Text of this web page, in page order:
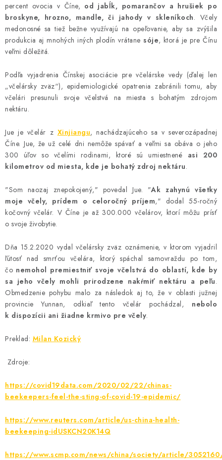
Kamenná predajňa Náš príbeh Články
Napísali o nás
Kontakty
Doprava a platba
Najčastejšie otázky FAQ
Fotogaléria
percent ovocia v Číne, od jabĺk, pomarančov a hrušiek po
broskyne, hrozno, mandle, či jahody v skleníkoch. Včely
medonosné sa tiež bežne využívajú na opeľovanie, aby sa zvýšila
produkcia aj mnohých iných plodín vrátanesóje, ktorá je pre Čínu
veľmi dôležitá.
Podľa vyjadrenia Čínskej asociácie pre včelárske vedy (ďalej len
„včelársky zväz“), epidemiologické opatrenia zabránili tomu, aby
včelári presunuli svoje včelstvá na miesta s bohatým zdrojom
nektáru.
Jue je včelár z Xinjiangu, nachádzajúceho sa v severozápadnej
Číne. Jue, že už celé dni nemôže spávať a veľmi sa obáva o jeho
300 úľov so včelími rodinami, ktoré sú umiestnené asi 200
kilometrov od miesta, kde je bohatý zdroj nektáru.
"Som naozaj znepokojený," povedal Jue. "Ak zahynú všetky
moje včely, prídem o celoročný príjem," dodal 55-ročný
kočovný včelár. V Číne je až 300.000 včelárov, ktorí môžu prísť
o svoje živobytie.
Dňa 15.2.2020 vydal včelársky zväz oznámenie, v ktorom vyjadril
ľútosť nad smrťou včelára, ktorý spáchal samovraždu po tom,
čo nemohol premiestniť svoje včelstvá do oblastí, kde by
sa jeho včely mohli prirodzene nakŕmiť nektáru a peľu.
Obmedzenie pohybu malo za následok aj to, že v oblasti južnej
provincie Yunnan, odkiaľ tento včelár pochádzal, nebolo
k dispozícii ani žiadne krmivo pre včely.
Preklad: Milan Kozický
Zdroje:
https://covid19data.com/2020/02/22/chinas-
beekeepers-feel-the-sting-of-covid-19-epidemic/
https://www.reuters.com/article/us-china-health-
beekeeping-idUSKCN20K14Q
https://www.scmp.com/news/china/society/article/